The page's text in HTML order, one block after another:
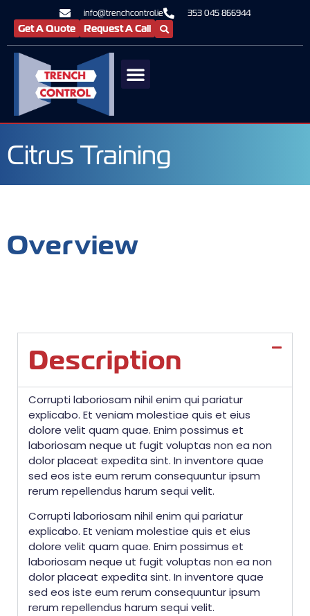
info@trenchcontrol.ie 353 045 866944
Get A Quote Request A Call
Citrus Training
Overview
Description
Corrupti laboriosam nihil enim qui pariatur
explicabo. Et veniam molestiae quis et eius
dolore velit quam quae. Enim possimus et
laboriosam neque ut fugit voluptas non ea non
dolor placeat expedita sint. In inventore quae
sed eos iste eum rerum consequuntur ipsum
rerum repellendus harum sequi velit.
Corrupti laboriosam nihil enim qui pariatur
explicabo. Et veniam molestiae quis et eius
dolore velit quam quae. Enim possimus et
laboriosam neque ut fugit voluptas non ea non
dolor placeat expedita sint. In inventore quae
sed eos iste eum rerum consequuntur ipsum
rerum repellendus harum sequi velit.